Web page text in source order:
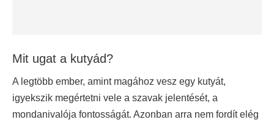
Mit ugat a kutyád?
A legtöbb ember, amint magához vesz egy kutyát,
igyekszik megértetni vele a szavak jelentését, a
mondanivalója fontosságát. Azonban arra nem fordít elég